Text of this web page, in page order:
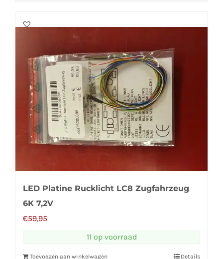
LED Platine Rucklicht LC8 Zugfahrzeug
6K 7,2V
€59,95
11 op voorraad
Toevoegen aan winkelwagen Details